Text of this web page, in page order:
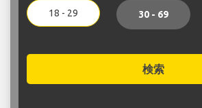
18 - 29 30 - 69
検索